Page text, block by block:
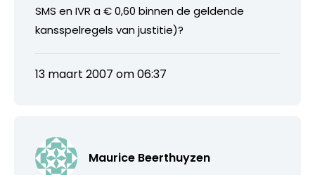
SMS en IVR a € 0,60 binnen de geldende
kansspelregels van justitie)?
13 maart 2007 om 06:37
Maurice Beerthuyzen